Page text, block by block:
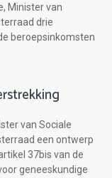
Minister van
drie
beroepsinkomsten
van Sociale
een ontwerp
37bis van de
geneeskundige